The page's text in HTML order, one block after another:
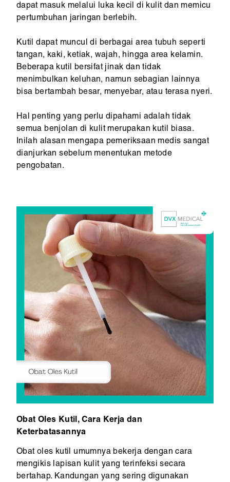
dapat masuk melalui luka kecil di kulit dan memicu
pertumbuhan jaringan berlebih.
Kutil dapat muncul di berbagai area tubuh seperti
tangan, kaki, ketiak, wajah, hingga area kelamin.
Beberapa kutil bersifat jinak dan tidak
menimbulkan keluhan, namun sebagian lainnya
bisa bertambah besar, menyebar, atau terasa nyeri.
Hal penting yang perlu dipahami adalah tidak
semua benjolan di kulit merupakan kutil biasa.
Inilah alasan mengapa pemeriksaan medis sangat
dianjurkan sebelum menentukan metode
pengobatan.
Obat Oles Kutil, Cara Kerja dan
Keterbatasannya
Obat oles kutil umumnya bekerja dengan cara
mengikis lapisan kulit yang terinfeksi secara
bertahap. Kandungan yang sering digunakan